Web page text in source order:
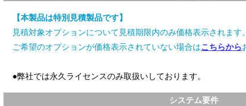
【本製品は特別見積製品です】
見積対象オプションについて見積期限内のみ価格表示されます。
ご希望のオプションが価格表示されていない場合はこちらから
●弊社では永久ライセンスのみ取扱いしております。
システム要件